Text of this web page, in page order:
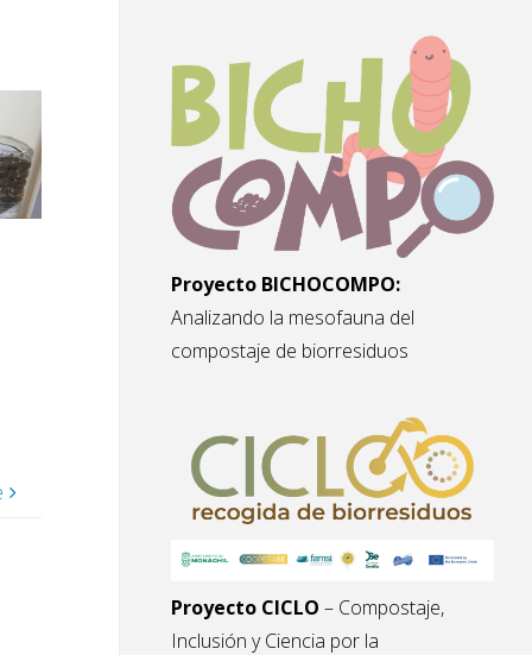
Proyecto BICHOCOMPO:
Analizando la mesofauna del
compostaje de biorresiduos
Proyecto CICLO – Compostaje,
Inclusión y Ciencia por la